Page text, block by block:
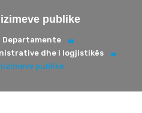
publike
Departamente
dhe i logjistikës
publike